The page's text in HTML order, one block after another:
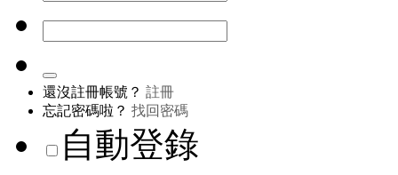
還沒註冊帳號？ 註冊
忘記密碼啦？ 找回密碼
自動登錄